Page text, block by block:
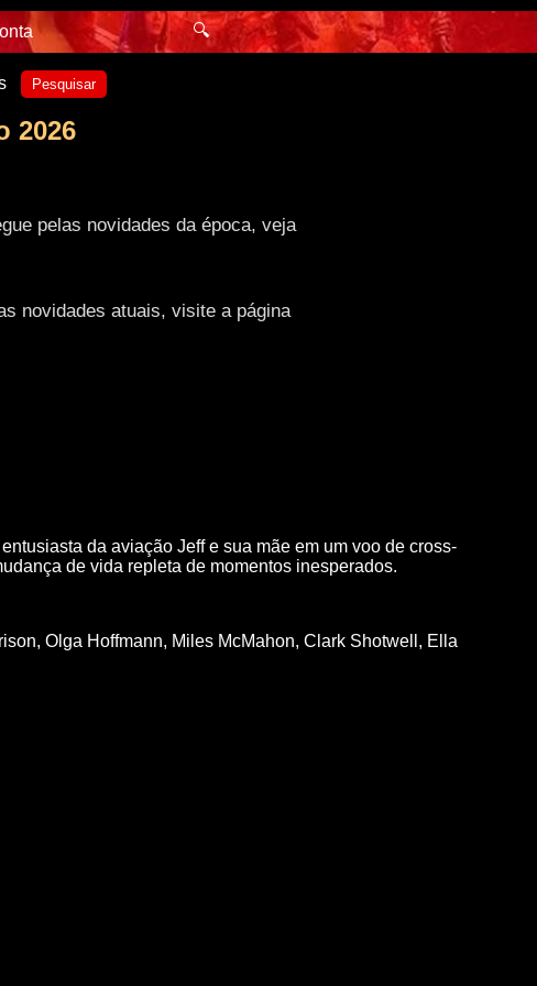
🔍
Pesquisar
2026
pelas novidades da época, veja
novidades atuais, visite a página
da aviação Jeff e sua mãe em um voo de cross-
de vida repleta de momentos inesperados.
, Olga Hoffmann, Miles McMahon, Clark Shotwell , Ella